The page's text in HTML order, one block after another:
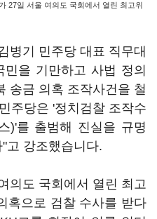
27일 서울 여의도 국회에서 열린 최고위
병기 민주당 대표 직무대
을 기만하고 사법 정의
송금 의혹 조작사건을 철
주당은 '정치검찰 조작수
)'를 출범해 진실을 규명
고 강조했습니다.
의도 국회에서 열린 최고
혹으로 검찰 수사를 받다